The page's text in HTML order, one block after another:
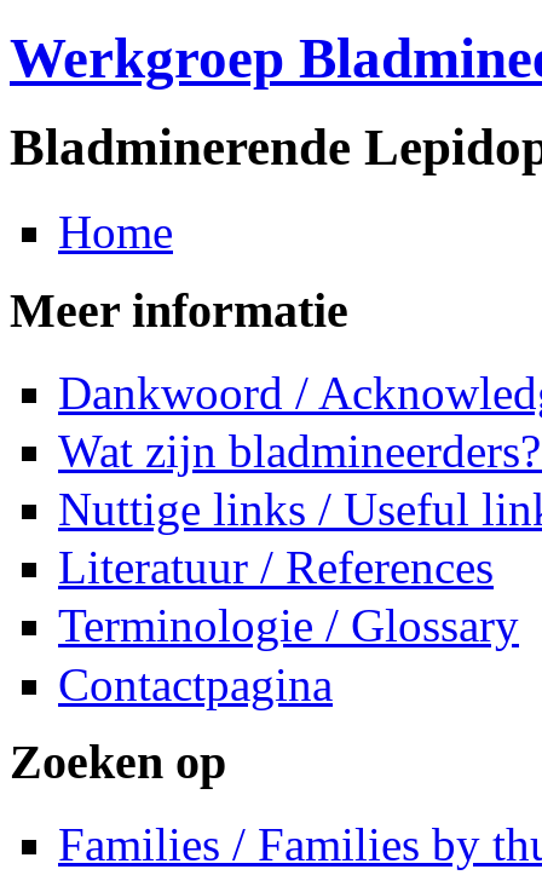
Werkgroep
Bladminerende
Home
Meer informatie
Dankwoord /
Wat zijn
Nuttige links / Useful
Literatuur / References
Terminologie / Glossary
Contactpagina
Zoeken op
Families / Families by